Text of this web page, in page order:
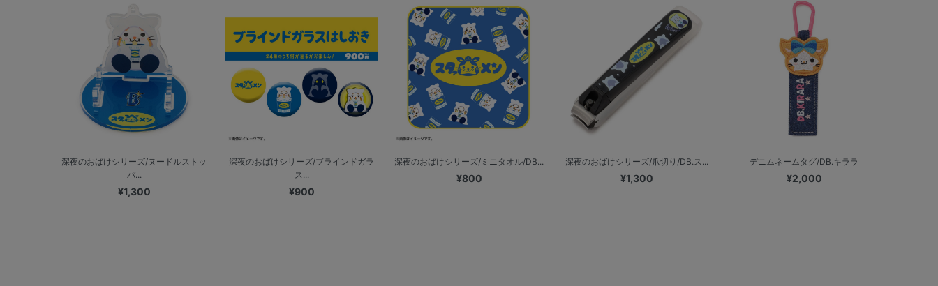
深夜のおばけシリーズ/ヌードルストッ
パ...
¥1,300
深夜のおばけシリーズ/ブラインドガラ
ス...
¥900
深夜のおばけシリーズ/ミニタオル/DB...
¥800
深夜のおばけシリーズ/爪切り/DB.ス...
¥1,300
デニムネームタグ/DB.キララ
¥2,000